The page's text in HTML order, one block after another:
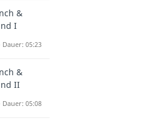
&
I
Dauer: 05:23
&
II
Dauer: 05:08